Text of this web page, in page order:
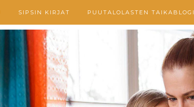
SIPSIN KIRJAT PUUTALOLASTEN TAIKABLOGI